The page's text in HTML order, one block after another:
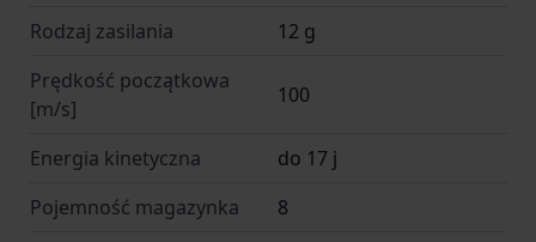
zacięcia kuli.
Do strzelania możemy wykorzystywać różnego
rodzaju „amunicji” w zależności od potrzeb i
sytuacji.
kule gumowe do treningu i strzelania
Rodzaj zasilania
12 g
Prędkość początkowa
[m/s]
100
Energia kinetyczna
do 17 j
Pojemność magazynka
8